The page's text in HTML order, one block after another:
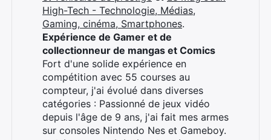
High-Tech - Technologie, Médias,
Gaming, cinéma, Smartphones.
Expérience de Gamer et de
collectionneur de mangas et Comics
Fort d'une solide expérience en
compétition avec 55 courses au
compteur, j'ai évolué dans diverses
catégories : Passionné de jeux vidéo
depuis l'âge de 9 ans, j'ai fait mes armes
sur consoles Nintendo Nes et Gameboy.